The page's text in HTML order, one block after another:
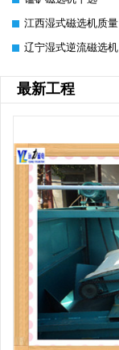
江西湿式磁选机质量
辽宁湿式逆流磁选机
最新工程